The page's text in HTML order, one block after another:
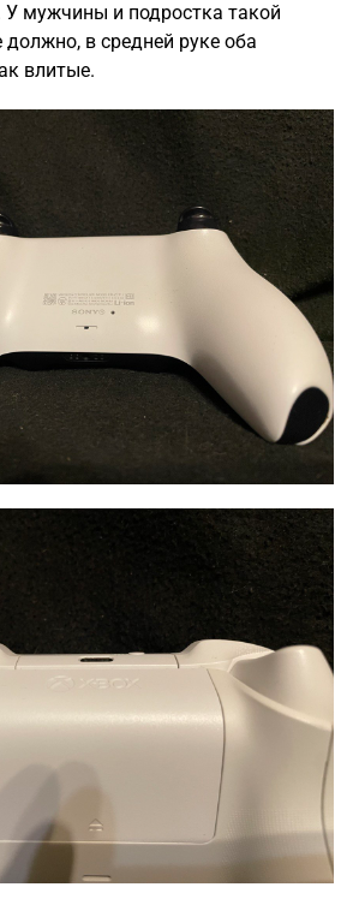
мужчины и подростка такой
в средней руке оба
влитые.